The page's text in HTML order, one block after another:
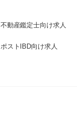
不動産鑑定士向け求人
ポストIBD向け求人